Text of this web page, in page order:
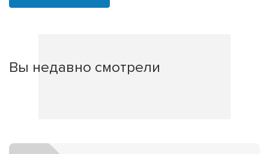
Вы недавно смотрели